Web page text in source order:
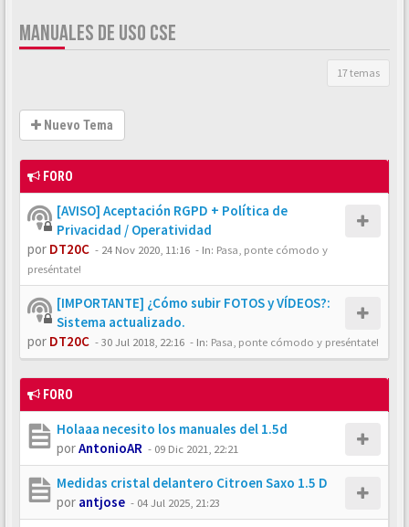
MANUALES DE USO CSE
17 temas
Nuevo Tema
FORO
[AVISO] Aceptación RGPD + Política de
Privacidad / Operatividad
por DT20C - 24 Nov 2020, 11:16 - In: Pasa, ponte cómodo y
preséntate!
[IMPORTANTE] ¿Cómo subir FOTOS y VÍDEOS?:
Sistema actualizado.
por DT20C -30 Jul 2018, 22:16 - In: Pasa, ponte cómodo y preséntate!
FORO
Holaaa necesito los manuales del 1.5d
porAntonioAR - 09 Dic 2021, 22:21
Medidas cristal delantero Citroen Saxo 1.5 D
por antjose - 04 Jul 2025, 21:23